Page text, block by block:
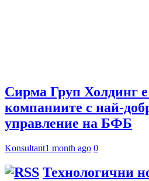
Сирма Груп Холдинг е
компаниите с най-
управление на БФБ
Konsultant1 month ago 0
Технологични